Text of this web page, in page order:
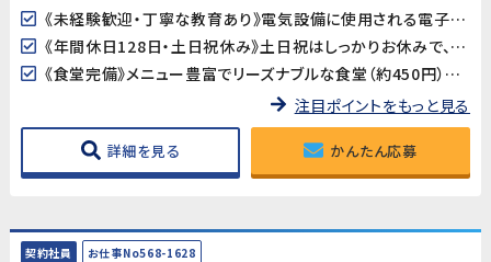
《未経験歓迎・丁寧な教育あり》電気設備に使用される電子部品の製造ですが、製造業が初めての方でも安心。丁寧な教育制度が整っており、しっかりサポートします。
《年間休日128日・土日祝休み》土日祝はしっかりお休みで、GW・夏季・年末年始の長期連休もあります。プライベートとのバランスが取りやすい環境です。
《食堂完備》メニュー豊富でリーズナブルな食堂（約450円）を利用可能。毎日のランチ準備が不要で快適です。
注目ポイントをもっと見る
詳細を見る かんたん応募
契約社員 お仕事No568-1628